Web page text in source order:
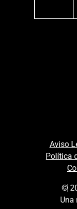
Aviso
Política
©
Una